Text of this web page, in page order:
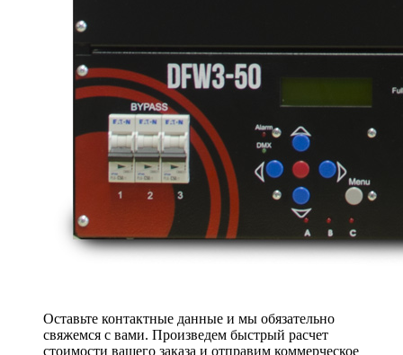
Оставьте контактные данные и мы обязательно
свяжемся с вами. Произведем быстрый расчет
стоимости вашего заказа и отправим коммерческое